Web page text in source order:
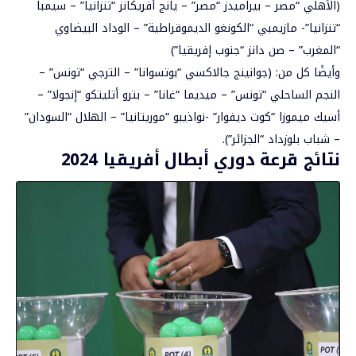
(الأهلي“مصر – بيراميدز “مصر” – يانج أفريكانز “تنزانيا” – سيمبا
“تنزانيا”- مازيمبي “الكونغو الديموقراطية” – الوداد البيضاوي
“المغرب” – صن دانز “جنوب إفريقيا”)
وأيضًا كل من: (جوانينج جالاكسي “بوتسوانا” – الترجي “تونس” –
النجم الساحلي “تونس” – ميديما “غانا” – بترو أتليتكو “إنجولا” –
أسيك ميموزا “كوت ديفوار” -نواذيبو “موريتانيا” – الهلال “السودان”
– شباب بلوزداد “الجزائر”).
نتائج قرعة دوري أبطال أفريقيا 2024